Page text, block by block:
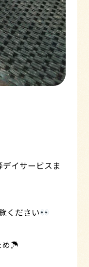
イサービスま
ください
め☂